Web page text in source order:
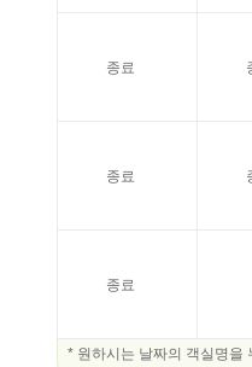
종료
종료
종료
* 원하시는 날짜의 객실명을